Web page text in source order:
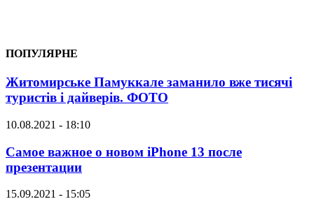
ПОПУЛЯРНЕ
Житомирське Памуккале заманило вже тисячі
туристів і дайверів. ФОТО
10.08.2021 - 18:10
Самое важное о новом iPhone 13 после
презентации
15.09.2021 - 15:05